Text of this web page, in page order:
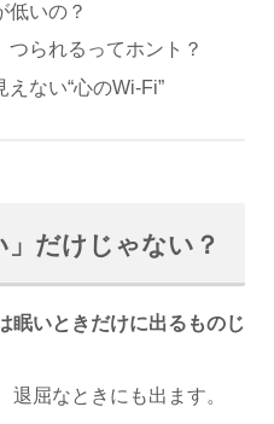
低いの？
られるってホント？
ない“心のWi-Fi”
だけじゃない？
眠いときだけに出るものじ
退屈なときにも出ます。